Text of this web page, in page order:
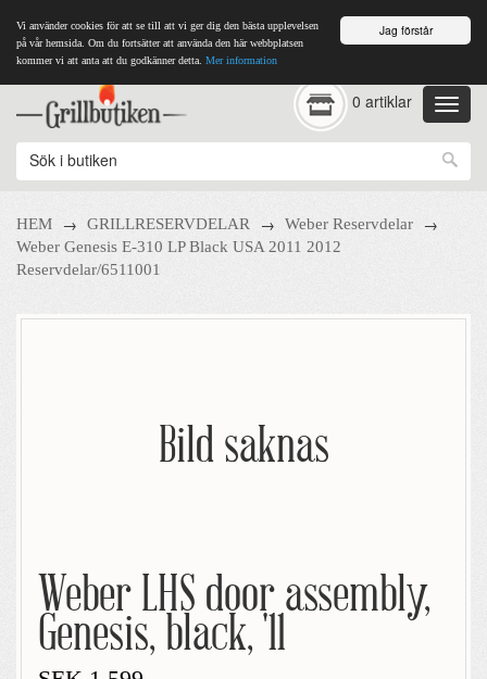
Jag förstår
Vi använder cookies för att se till att vi ger dig den bästa upplevelsen
på vår hemsida. Om du fortsätter att använda den här webbplatsen
kommer vi att anta att du godkänner detta. Mer information
0 artiklar
HEM → GRILLRESERVDELAR → Weber Reservdelar →
Weber Genesis E-310 LP Black USA 2011 2012
Reservdelar/6511001
Bild saknas
Weber LHS door assembly,
Genesis, black, '11